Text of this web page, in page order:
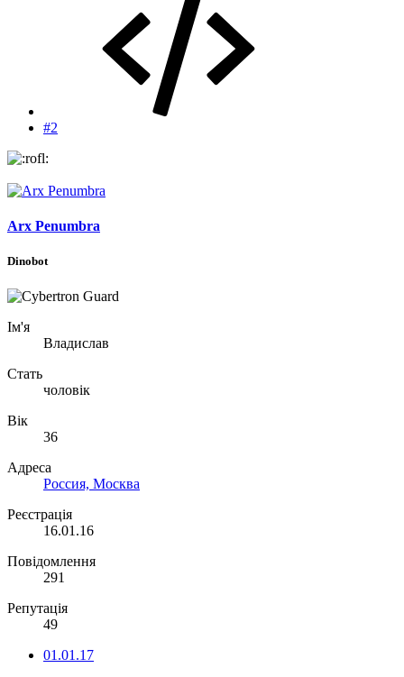
#2
Arx Penumbra
Dinobot
Ім'я
Владислав
Стать
чоловік
Вік
36
Адреса
Россия, Москва
Реєстрація
16.01.16
Повідомлення
291
Репутація
49
01.01.17